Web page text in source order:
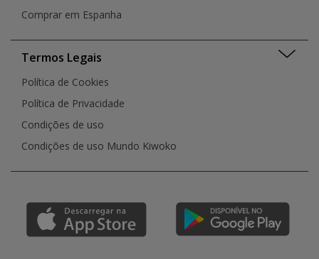
Comprar em Espanha
Termos Legais
Política de Cookies
Política de Privacidade
Condições de uso
Condições de uso Mundo Kiwoko